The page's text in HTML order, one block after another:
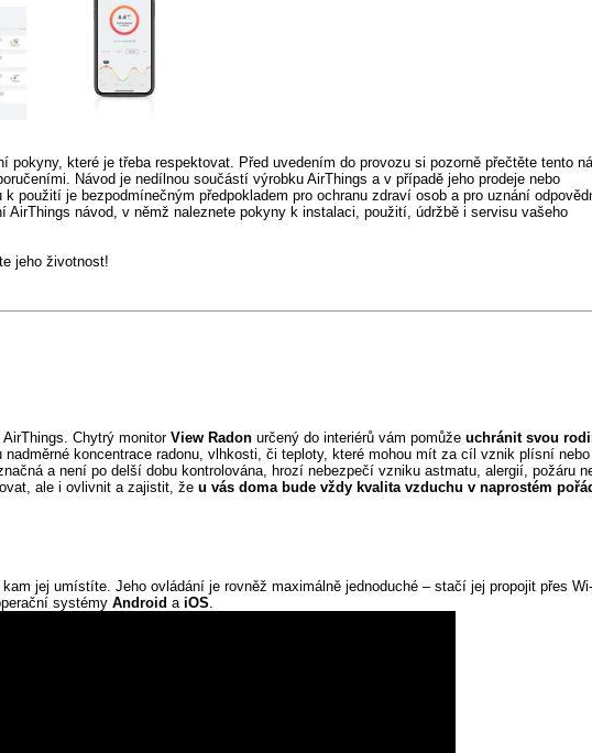
pokyny, které je třeba respektovat. Před uvedením do provozu si pozorně přečtěte tento
Návod je nedílnou součástí výrobku AirThings a v případě jeho prodeje nebo
použití je bezpodmínečným předpokladem pro ochranu zdraví osob a pro uznání
návod, v němž naleznete pokyny k instalaci, použití, údržbě i servisu vašeho
jeho životnost!
Chytrý monitor View Radon určený do interiérů vám pomůže uchránit svou
nadměrné koncentrace radonu, vlhkosti, či teploty, které mohou mít za cíl vznik plísní
a není po delší dobu kontrolována, hrozí nebezpečí vzniku astmatu, alergií, požáru
ale i ovlivnit a zajistit, že u vás doma bude vždy kvalita vzduchu v naprostém
jej umístíte. Jeho ovládání je rovněž maximálně jednoduché – stačí jej propojit přes
systémy Android aiOS.